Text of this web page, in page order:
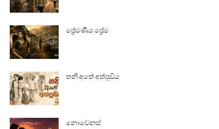
ප්‍රේමණීය ප්‍රේම
තනි අතේ අත්පුඩිය
නොවෙනස්